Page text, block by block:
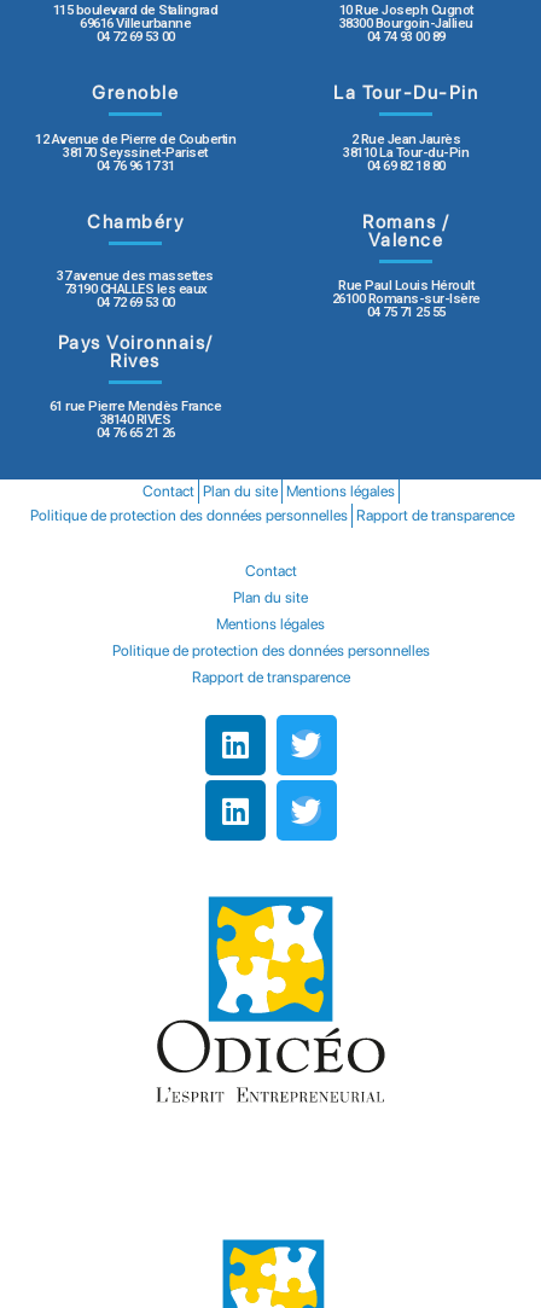
115 boulevard de Stalingrad
69616 Villeurbanne
04 72 69 53 00
10 Rue Joseph Cugnot
38300 Bourgoin-Jallieu
04 74 93 00 89
Grenoble
12 Avenue de Pierre de Coubertin
38170 Seyssinet-Pariset
04 76 96 17 31
La Tour-Du-Pin
2 Rue Jean Jaurès
38110 La Tour-du-Pin
04 69 82 18 80
Chambéry
37 avenue des massettes
73190 CHALLES les eaux
04 72 69 53 00
Romans /
Valence
Rue Paul Louis Héroult
26100 Romans-sur-Isère
04 75 71 25 55
Pays Voironnais/
Rives
61 rue Pierre Mendès France
38140 RIVES
04 76 65 21 26
Contact Plan du site Mentions légales
Politique de protection des données personnelles Rapport de transparence
Contact
Plan du site
Mentions légales
Politique de protection des données personnelles
Rapport de transparence